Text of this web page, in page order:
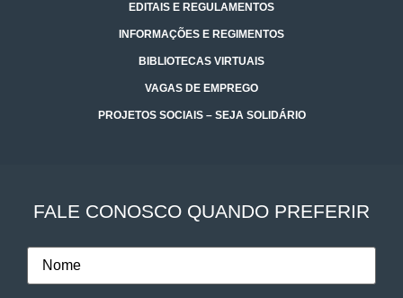
EDITAIS E REGULAMENTOS
INFORMAÇÕES E REGIMENTOS
BIBLIOTECAS VIRTUAIS
VAGAS DE EMPREGO
PROJETOS SOCIAIS – SEJA SOLIDÁRIO
FALE CONOSCO QUANDO PREFERIR